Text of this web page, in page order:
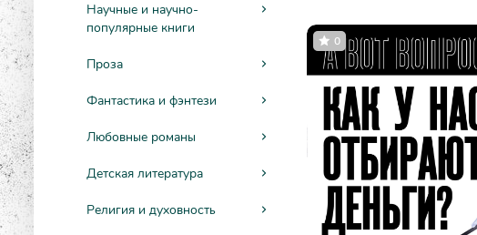
Научные и научно-
популярные книги
Проза
Фантастика и фэнтези
Любовные романы
Детская литература
Религия и духовность
0